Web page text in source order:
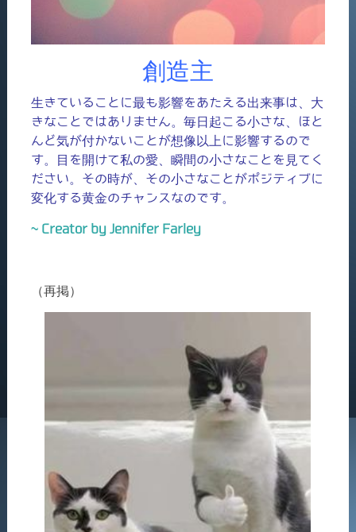
創造主
生きていることに最も影響をあたえる出来事は、大
きなことではありません。毎日起こる小さな、ほと
んど気が付かないことが想像以上に影響するので
す。目を開けて私の愛、瞬間の小さなことを見てく
ださい。その時が、その小さなことがポジティブに
変化する黄金のチャンスなのです。
~ Creator by Jennifer Farley
（再掲）